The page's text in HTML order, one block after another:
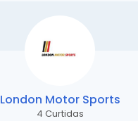
London Motor Sports
4 Curtidas